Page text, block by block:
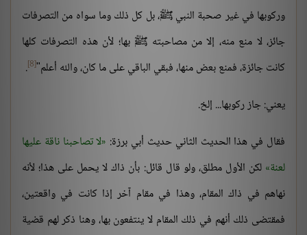
وركوبها في غير صحبة النبي ﷺ، بل كل ذلك وما سواه من التصرفات
جائز، لا منع منه، إلا من مصاحبته ﷺ بها؛ لأن هذه التصرفات كلها
كانت جائزة، فمنع بعض منها، فبقي الباقي على ما كان، والله أعلم"[8]
.
يعني: جاز ركوبها... إلخ.
فقال في هذا الحديث الثاني حديث أبي برزة: لا تصاحبنا ناقة عليها
لعنة لكن الأول مطلق، ولو قال قائل: بأن ذاك لا يحمل على هذا؛ لأنه
نهاهم في ذاك المقام، وهذا في مقام آخر إذا كانت في واقعتين،
فمقتضى ذلك أنهم في ذلك المقام لا ينتفعون بها، وهنا ذكر لهم قضية